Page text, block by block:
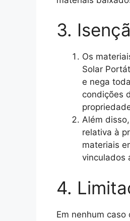
3.
Os
Solar
e nega
condições
Além
relativa à
materiais
vinculados
4.
Em nenhum